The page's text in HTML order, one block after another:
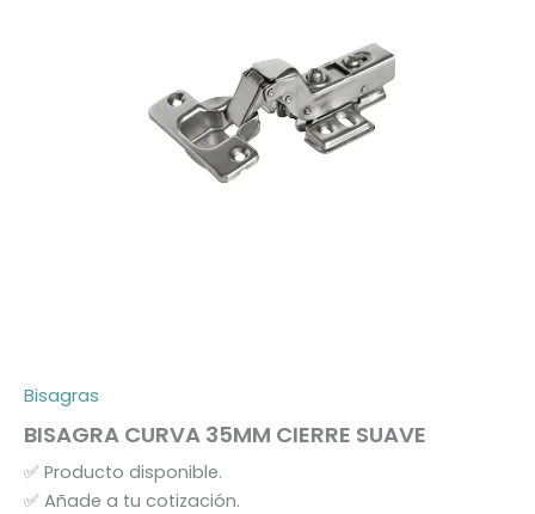
Bisagras
BISAGRA CURVA 35MM CIERRE SUAVE
✅ Producto disponible.
✅ Añade a tu cotización.